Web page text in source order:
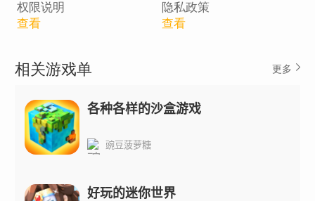
权限说明
查看
隐私政策
查看
相关游戏单 更多
各种各样的沙盒游戏
豌豆菠萝糖
好玩的迷你世界